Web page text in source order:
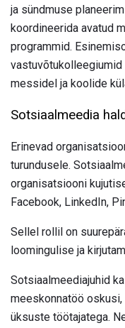
ja sündmuse
koordineerida avatud
programmid.
messidel ja koolide
Sotsiaalmeedia
Erinevad
turundusele.
organisatsiooni
Facebook, LinkedIn,
Sellel rollil on
loomingulise ja
Sotsiaalmeediajuhid
meeskonnatöö
üksuste töötajatega.